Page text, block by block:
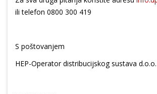
ili telefon 0800 300 419
S poštovanjem
HEP-Operator distribucijskog sustava d.o.o.